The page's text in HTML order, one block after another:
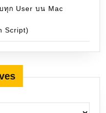
ทุก User บน Mac
Script)